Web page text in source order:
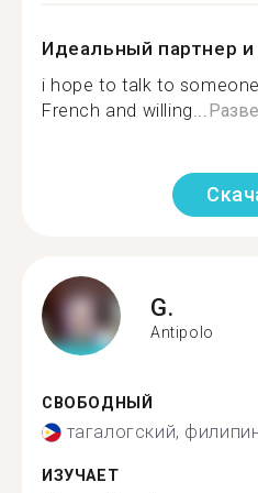
Идеальный партнер и
i hope to talk to
French and willing...
G.
Antipolo
СВОБОДНЫЙ
тагалогский,
ИЗУЧАЕТ